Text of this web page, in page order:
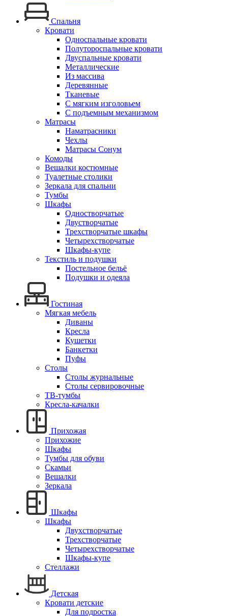
Спальня
Кровати
Односпальные кровати
Полутороспальные кровати
Двуспальные кровати
Металлические
Из массива
Деревянные
Тканевые
С мягким изголовьем
С подъемным механизмом
Матрасы
Наматрасники
Чехлы
Матрасы Сонум
Комоды
Вешалки костюмные
Туалетные столики
Зеркала для спальни
Тумбы
Шкафы
Одностворчатые
Двустворчатые
Трехстворчатые шкафы
Четырехстворчатые
Шкафы-купе
Текстиль и подушки
Постельное бельё
Подушки и одеяла
Гостиная
Мягкая мебель
Диваны
Кресла
Кушетки
Банкетки
Пуфы
Столы
Столы журнальные
Столы сервировочные
ТВ-тумбы
Кресла-качалки
Прихожая
Прихожие
Шкафы
Тумбы для обуви
Скамьи
Вешалки
Зеркала
Шкафы
Шкафы
Двухстворчатые
Трехстворчатые
Четырехстворчатые
Шкафы-купе
Стеллажи
Детская
Кровати детские
Для подростка